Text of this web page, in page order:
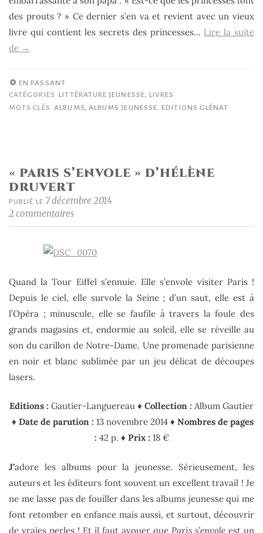
des prouts ? » Ce dernier s’en va et revient avec un vieux
livre qui contient les secrets des princesses… Lire la suite
de « Même
princesses
pètent,
Ilan
Magali
le
Huche
→
EN PASSANT
CATÉGORIES LITTÉRATURE JEUNESSE,LIVRES
MOTS CLÉS ALBUMS, ALBUMS JEUNESSE,EDITIONS GLÉNAT
« PARIS S’ENVOLE » D’HÉLÈNE
DRUVERT
PUBLIÉ LE 7 décembre 2014
2 commentaires
Quand la Tour Eiffel s’ennuie. Elle s’envole visiter Paris !
Depuis le ciel, elle survole la Seine ; d’un saut, elle est à
l’Opéra ; minuscule, elle se faufile à travers la foule des
grands magasins et, endormie au soleil, elle se réveille au
son du carillon de Notre-Dame. Une promenade parisienne
en noir et blanc sublimée par un jeu délicat de découpes
lasers.
Editions : Gautier-Languereau ♦ Collection : Album Gautier
♦ Date de parution : 13 novembre 2014 ♦ Nombres de pages
: 42 p. ♦ Prix : 18 €
J’adore les albums pour la jeunesse. Sérieusement, les
auteurs et les éditeurs font souvent un excellent travail ! Je
ne me lasse pas de fouiller dans les albums jeunesse qui me
font retomber en enfance mais aussi, et surtout, découvrir
de vraies perles ! Et il faut avouer que Paris s’envole est un